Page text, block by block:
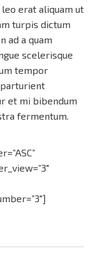
erat aliquam ut
turpis dictum
ad a quam
scelerisque
tempor
et mi bibendum
fermentum.